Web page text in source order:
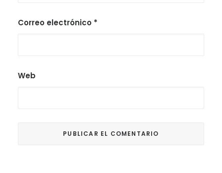
Correo electrónico *
Web